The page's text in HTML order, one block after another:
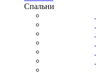
Спальни